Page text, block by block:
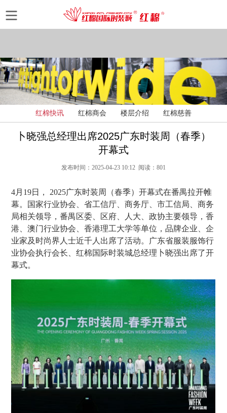
红棉快讯 红棉商会 楼层介绍 红棉慈善
卜晓强总经理出席2025广东时装周（春季）
开幕式
发布时间：2025-04-23 10:12 阅读：801
4月19日， 2025广东时装周（春季）开幕式在番禺拉开帷
幕。国家行业协会、省工信厅、商务厅、市工信局、商务
局相关领导，番禺区委、区府、人大、政协主要领导，香
港、澳门行业协会、香港理工大学等单位，品牌企业、企
业家及时尚界人士近千人出席了活动。广东省服装服饰行
业协会执行会长、红棉国际时装城总经理卜晓强出席了开
幕式。